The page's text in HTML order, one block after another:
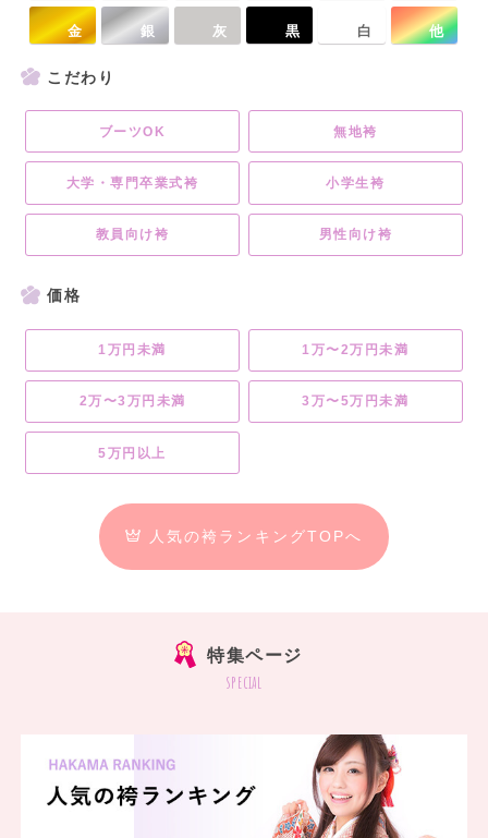
金 銀 灰 黒 白 他
こだわり
ブーツOK 無地袴
大学・専門卒業式袴 小学生袴
教員向け袴 男性向け袴
価格
1万円未満 1万〜2万円未満
2万〜3万円未満 3万〜5万円未満
5万円以上
人気の袴ランキングTOPへ
特集ページ
special